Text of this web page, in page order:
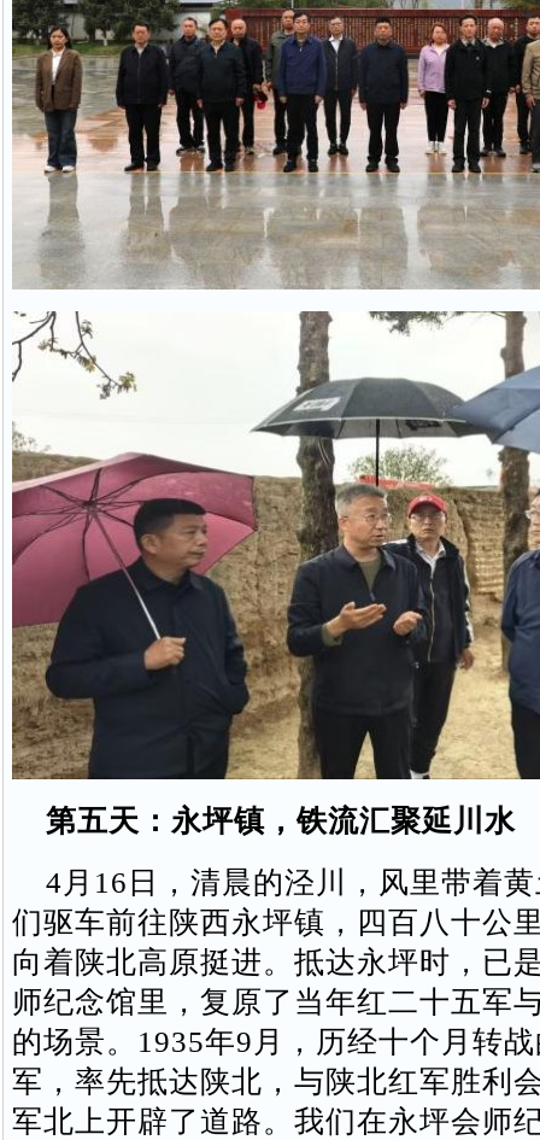
第五天：永坪镇，铁流汇聚延川水
4月16日，清晨的泾川，风里带着
们驱车前往陕西永坪镇，四百八十公
向着陕北高原挺进。抵达永坪时，已
师纪念馆里，复原了当年红二十五军
的场景。1935年9月，历经十个月转
军，率先抵达陕北，与陕北红军胜利
军北上开辟了道路。我们在永坪会师